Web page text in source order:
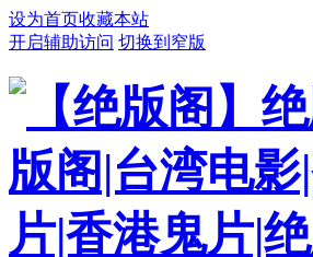
设为首页收藏本站
开启辅助访问 切换到窄版